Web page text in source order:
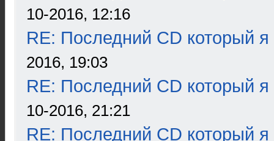
10-2016, 12:16
RE: Последний CD который я
2016, 19:03
RE: Последний CD который я
10-2016, 21:21
RE: Последний CD который я